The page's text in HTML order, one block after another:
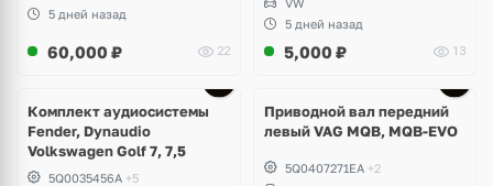
5 дней назад
60,000 ₽ 22
5 дней назад
5,000 ₽ 13
Комплект аудиосистемы
Fender, Dynaudio
Volkswagen Golf 7, 7,5
5Q0035456A +5
Приводной вал передний
левый VAG MQB, MQB-EVO
5Q0407271EA +2